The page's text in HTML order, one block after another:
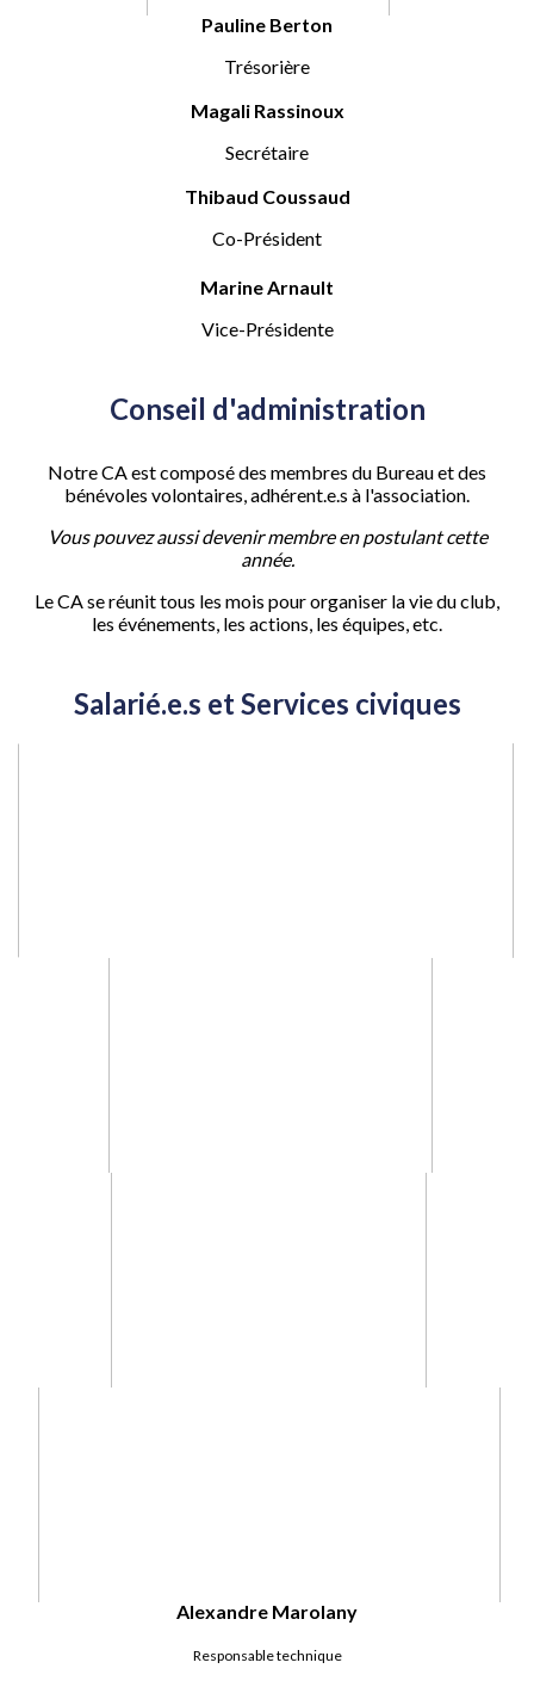
Pauline Berton
Trésorière
Magali Rassinoux
Secrétaire
Thibaud Coussaud
Co-Président
Marine Arnault
Vice-Présidente
Conseil d'administration
Notre CA est composé des membres du Bureau et des
bénévoles volontaires, adhérent.e.s à l'association.
Vous pouvez aussi devenir membre en postulant cette
année.
Le CA se réunit tous les mois pour organiser la vie du club,
les événements, les actions, les équipes, etc.
Salarié.e.s et Services civiques
Alexandre Marolany
Responsable technique